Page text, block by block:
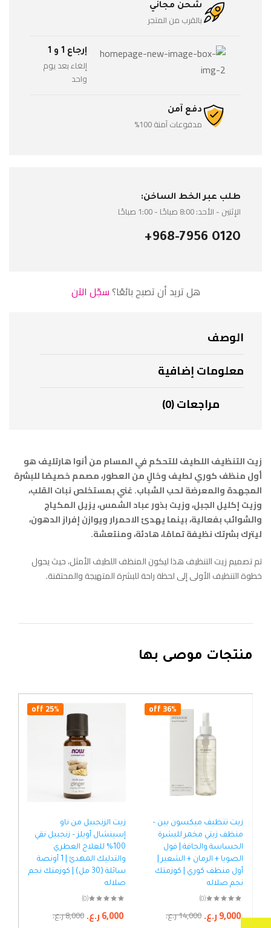
شحن مجاني
بالقرب من المتجر
إرجاع 1 و 1
إلغاء بعد يوم
واحد
دفع آمن
مدفوعات آمنة 100%
طلب عبر الخط الساخن:
الإثنين - الأحد: 8:00 صباحًا - 1:00 صباحًا
+968-7956 0120
هل تريد أن تصبح بائعًا؟سجّل الآن
الوصف
معلومات إضافية
مراجعات (0)
زيت التنظيف اللطيف للتحكم في المسام من أنوا هارتليف هو
أول منظف كوري لطيف وخالٍ من العطور، مصمم خصيصًا للبشرة
المجهدة والمعرضة لحب الشباب. غني بمستخلص نبات القلب،
وزيت إكليل الجبل، وزيت بذور عباد الشمس، يزيل المكياج
والشوائب بفعالية، بينما يهدئ الاحمرار ويوازن إفراز الدهون،
ليترك بشرتك نظيفة تمامًا، هادئة، ومنتعشة.
تم تصميم زيت التنظيف هذا ليكون المنظف اللطيف الأمثل، حيث يحول
خطوة التنظيف الأولى إلى لحظة راحة للبشرة المتهيجة والمحتقنة.
منتجات موصى بها
36% off
زيت تنظيف ميكسون بين –
منظف زيتي مخمر للبشرة
الحساسة والجافة | فول
الصويا + الرمان + الشعير |
أول منظف كوري | كوزمتك
نجم صلاله
(0)
14,000ر.ع. 9,000ر.ع.
25% off
زيت الزنجبيل من ناو
إسينشال أويلز – زنجبيل نقي
100% للعلاج العطري
والتدليك المهدئ | 1 أونصة
سائلة (30 مل) | كوزمتك نجم
صلاله
(0)
8,000ر.ع. 6,000ر.ع.